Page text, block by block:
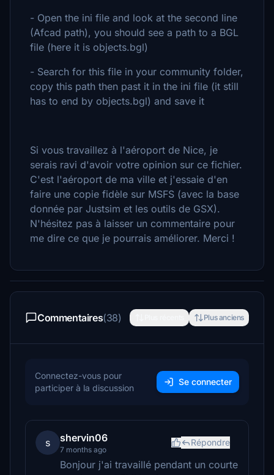
- Open the ini file and look at the second line
(Afcad path), you should see a path to a BGL
file (here it is objects.bgl)
- Search for this file in your community folder,
copy this path then past it in the ini file (it still
has to end by objects.bgl) and save it
Si vous travaillez à l'aéroport de Nice, je
serais ravi d'avoir votre opinion sur ce fichier.
C'est l'aéroport de ma ville et j'essaie d'en
faire une copie fidèle sur MSFS (avec la base
donnée par Justsim et les outils de GSX).
N'hésitez pas à laisser un commentaire pour
me dire ce que je pourrais améliorer. Merci !
Commentaires(38) Plus anciens
Connectez-vous pour
participer à la discussion
Se connecter
s shervin06
7 months ago
Répondre
Bonjour j'ai travaillé pendant un courte